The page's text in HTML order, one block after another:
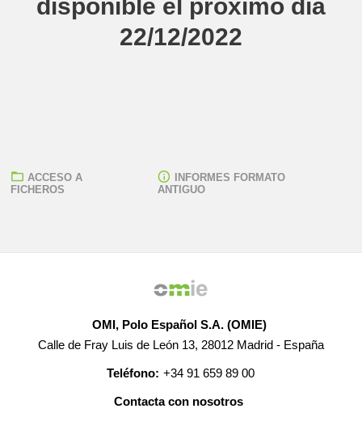
disponible el próximo día
22/12/2022
ACCESO A
FICHEROS
INFORMES FORMATO
ANTIGUO
OMI, Polo Español S.A. (OMIE)
Calle de Fray Luis de León 13, 28012 Madrid - España
Teléfono: +34 91 659 89 00
Contacta con nosotros